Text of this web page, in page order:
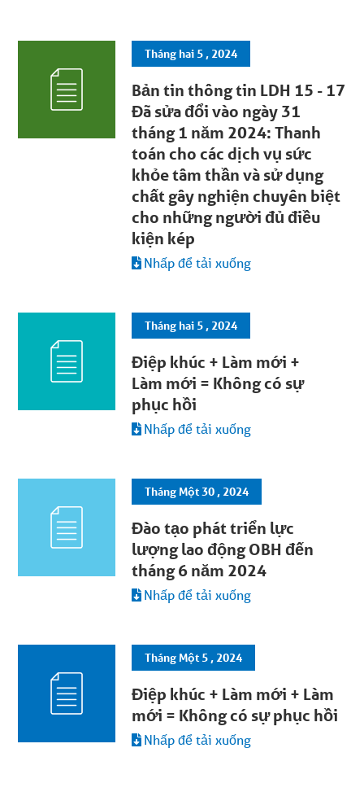
Tháng hai 5 , 2024
Bản tin thông tin LDH 15 - 17
Đã sửa đổi vào ngày 31
tháng 1 năm 2024: Thanh
toán cho các dịch vụ sức
khỏe tâm thần và sử dụng
chất gây nghiện chuyên biệt
cho những người đủ điều
kiện kép
Nhấp để tải xuống
Tháng hai 5 , 2024
Điệp khúc + Làm mới +
Làm mới = Không có sự
phục hồi
Nhấp để tải xuống
Tháng Một 30 , 2024
Đào tạo phát triển lực
lượng lao động OBH đến
tháng 6 năm 2024
Nhấp để tải xuống
Tháng Một 5 , 2024
Điệp khúc + Làm mới + Làm
mới = Không có sự phục hồi
Nhấp để tải xuống